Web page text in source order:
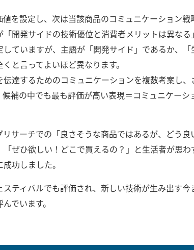
を設定し、次は当該商品のコミュニケーション戦
開発サイドの技術優位と消費者メリットは異なる
ていますが、主語が「開発サイド」であるか、
と言ってよいほど異なります。
達するためのコミュニケーションを複数考案し
補の中でも最も評価が高い表現＝コミュニケーシ
サーチでの「良さそうな商品ではあるが、どう
ぜひ欲しい！どこで買えるの？」と生活者が思わ
功しました。
ティバルでも評価され、新しい技術が生み出す
でいます。